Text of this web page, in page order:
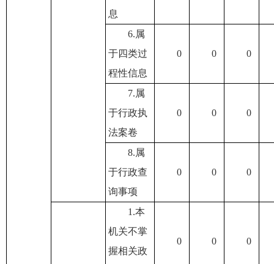
息
6.属
于四类过
程性信息
0 0 0
7.属
于行政执
法案卷
0 0 0
8.属
于行政查
询事项
0 0 0
1.本
机关不掌
握相关政
0 0 0